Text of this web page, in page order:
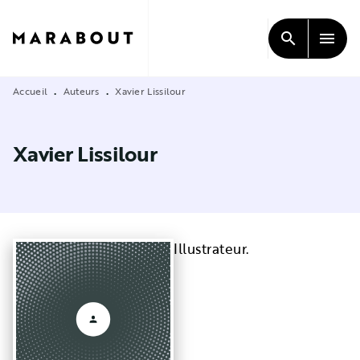
CONTENU
search menu
Accueil • Auteurs • Xavier Lissilour
Xavier Lissilour
Illustrateur.